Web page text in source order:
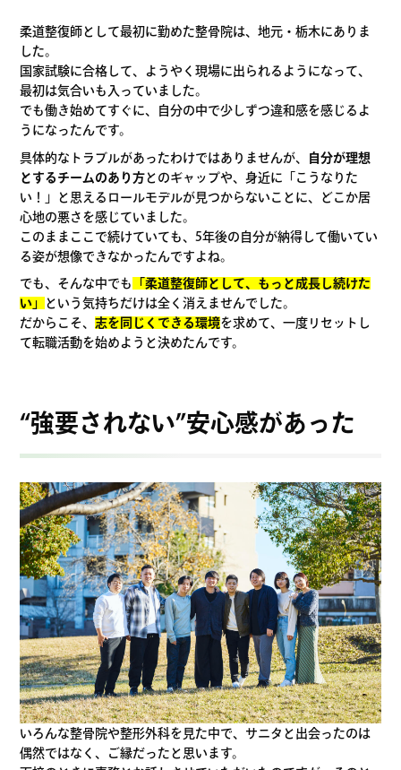
柔道整復師として最初に勤めた整骨院は、地元・栃木にありま
した。
国家試験に合格して、ようやく現場に出られるようになって、
最初は気合いも入っていました。
でも働き始めてすぐに、自分の中で少しずつ違和感を感じるよ
うになったんです。
具体的なトラブルがあったわけではありませんが、
自分が理想
とするチームのあり方とのギャップや、身近に「こうなりた
い！」と思えるロールモデルが見つからないことに、どこか居
心地の悪さを感じていました。
このままここで続けていても、5年後の自分が納得して働いてい
る姿が想像できなかったんですよね。
でも、そんな中でも
「柔道整復師として、もっと成長し続けた
い」
という気持ちだけは全く消えませんでした。
だからこそ、志を同じくできる環境を求めて、一度リセットし
て転職活動を始めようと決めたんです。
“強要されない”安心感があった
いろんな整骨院や整形外科を見た中で、サニタと出会ったのは
偶然ではなく、ご縁だったと思います。